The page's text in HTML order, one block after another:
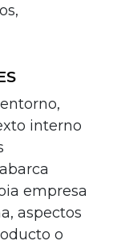
interno
empresa
aspectos
o